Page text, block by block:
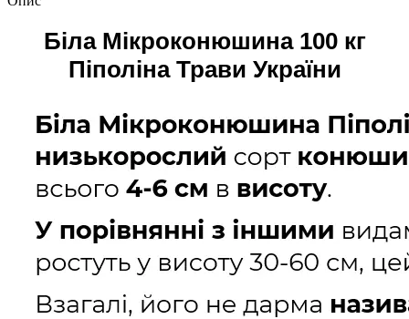
Біла Мікроконюшина 100 кг
Піполіна Трави України